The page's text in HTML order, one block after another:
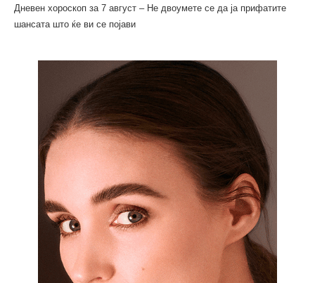
Дневен хороскоп за 7 август – Не двоумете се да ја прифатите
шансата што ќе ви се појави